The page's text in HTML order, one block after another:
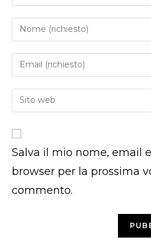
Inserisci
il
tuo
nome
nome
utente
per
Inserisci
il
tuo
indirizzo
commentare
Inserisci
l'URL
sito
web
(facoltativo)
Salva il mio nome, email
browser per la prossima
commento.